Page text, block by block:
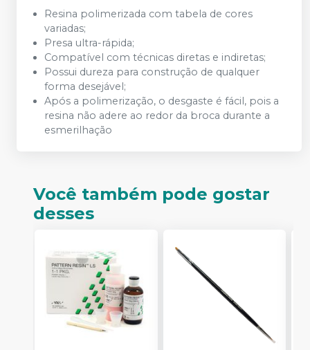
Resina polimerizada com tabela de cores
variadas;
Presa ultra-rápida;
Compatível com técnicas diretas e indiretas;
Possui dureza para construção de qualquer
forma desejável;
Após a polimerização, o desgaste é fácil, pois a
resina não adere ao redor da broca durante a
esmerilhação
Você também pode gostar
desses